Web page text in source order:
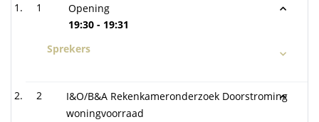
1
Opening
19:30 - 19:31
Sprekers
2
I&O/B&A Rekenkameronderzoek Doorstroming
woningvoorraad